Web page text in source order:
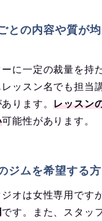
との内容や質が
に一定の裁量を持
ッスン名でも担当
ります。レッスン
可能性があります。
ジムを希望する方
オは女性専用です
です。また、スタッ